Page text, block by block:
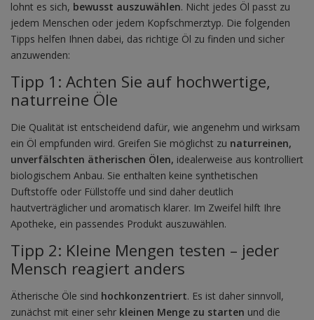
lohnt es sich, bewusst auszuwählen. Nicht jedes Öl passt zu
jedem Menschen oder jedem Kopfschmerztyp. Die folgenden
Tipps helfen Ihnen dabei, das richtige Öl zu finden und sicher
anzuwenden:
Tipp 1: Achten Sie auf hochwertige,
naturreine Öle
Die Qualität ist entscheidend dafür, wie angenehm und wirksam
ein Öl empfunden wird. Greifen Sie möglichst zu naturreinen,
unverfälschten ätherischen Ölen, idealerweise aus kontrolliert
biologischem Anbau. Sie enthalten keine synthetischen
Duftstoffe oder Füllstoffe und sind daher deutlich
hautverträglicher und aromatisch klarer. Im Zweifel hilft Ihre
Apotheke, ein passendes Produkt auszuwählen.
Tipp 2: Kleine Mengen testen – jeder
Mensch reagiert anders
Ätherische Öle sind hochkonzentriert. Es ist daher sinnvoll,
zunächst mit einer sehr kleinen Menge zu starten und die